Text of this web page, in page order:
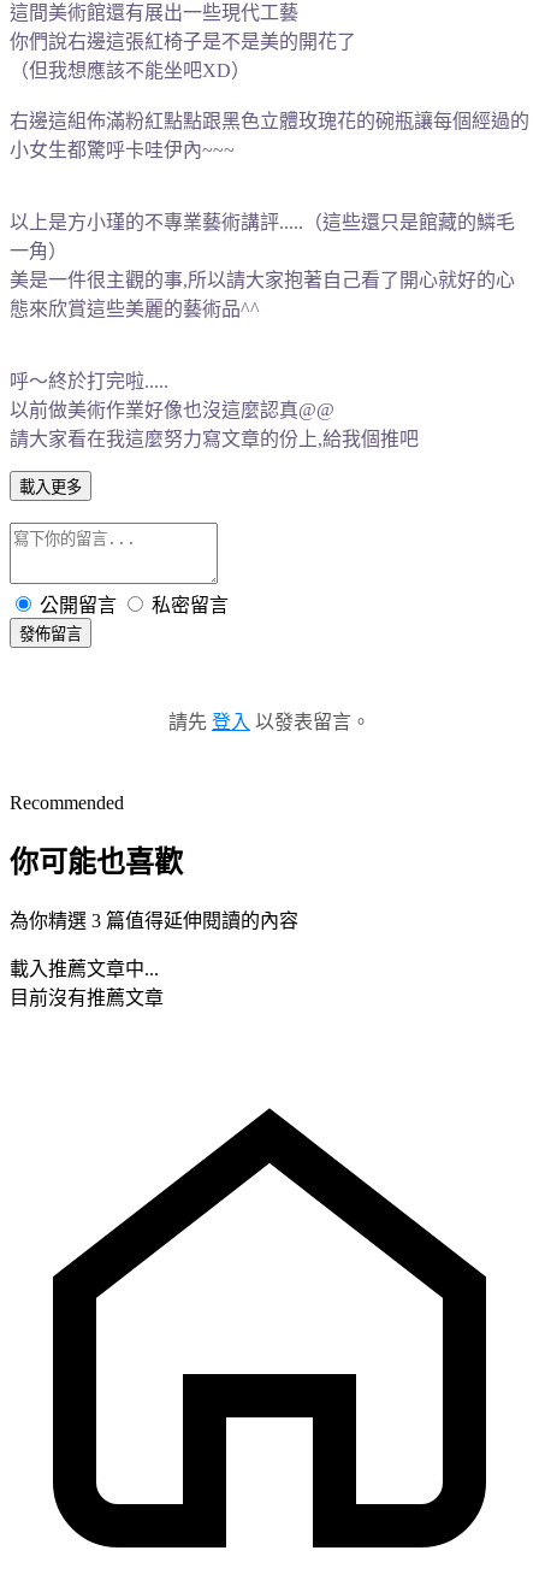
這間美術館還有展出一些現代工藝
你們說右邊這張紅椅子是不是美的開花了
（但我想應該不能坐吧XD）
右邊這組佈滿粉紅點點跟黑色立體玫瑰花的碗瓶讓每個經過的
小女生都驚呼卡哇伊內~~~
以上是方小瑾的不專業藝術講評.....（這些還只是館藏的鱗毛
一角）
美是一件很主觀的事,所以請大家抱著自己看了開心就好的心
態來欣賞這些美麗的藝術品^^
呼～終於打完啦.....
以前做美術作業好像也沒這麼認真@@
請大家看在我這麼努力寫文章的份上,給我個推吧
載入更多
公開留言 私密留言
發佈留言
請先 登入 以發表留言。
Recommended
你可能也喜歡
為你精選 3 篇值得延伸閱讀的內容
載入推薦文章中...
目前沒有推薦文章